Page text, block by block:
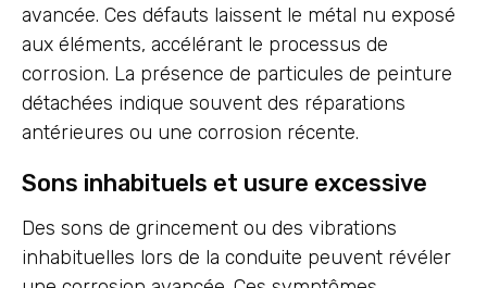
avancée. Ces défauts laissent le métal nu exposé
aux éléments, accélérant le processus de
corrosion. La présence de particules de peinture
détachées indique souvent des réparations
antérieures ou une corrosion récente.
Sons inhabituels et usure excessive
Des sons de grincement ou des vibrations
inhabituelles lors de la conduite peuvent révéler